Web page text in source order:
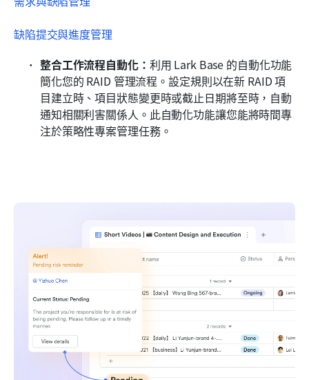
缺陷提交與進度管理
整合工作流程自動化： 利用 Lark Base 的自動化功能
簡化您的 RAID 管理流程。設定規則以在新 RAID 項
目建立時、項目狀態變更時或截止日期將至時，自動
通知相關利害關係人。此自動化功能讓您能將時間專
注於策略性專案管理任務。